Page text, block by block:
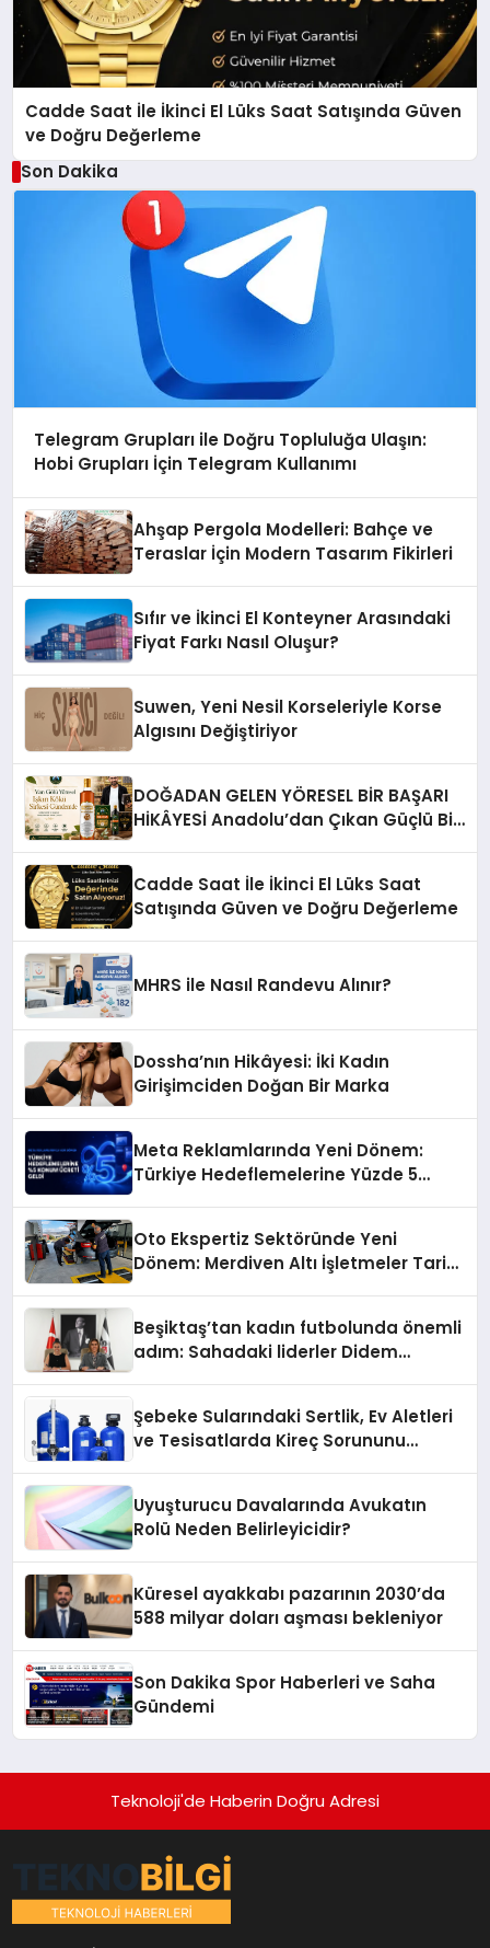
Cadde Saat İle İkinci El Lüks Saat Satışında Güven
ve Doğru Değerleme
Son Dakika
Telegram Grupları ile Doğru Topluluğa Ulaşın:
Hobi Grupları İçin Telegram Kullanımı
Ahşap Pergola Modelleri: Bahçe ve
Teraslar İçin Modern Tasarım Fikirleri
Sıfır ve İkinci El Konteyner Arasındaki
Fiyat Farkı Nasıl Oluşur?
Suwen, Yeni Nesil Korseleriyle Korse
Algısını Değiştiriyor
DOĞADAN GELEN YÖRESEL BİR BAŞARI
HİKÂYESİ Anadolu’dan Çıkan Güçlü Bir
Cadde Saat İle İkinci El Lüks Saat
Satışında Güven ve Doğru Değerleme
MHRS ile Nasıl Randevu Alınır?
Dossha’nın Hikâyesi: İki Kadın
Girişimciden Doğan Bir Marka
Meta Reklamlarında Yeni Dönem:
Türkiye Hedeflemelerine Yüzde 5
Oto Ekspertiz Sektöründe Yeni
Dönem: Merdiven Altı İşletmeler Tarih
Beşiktaş’tan kadın futbolunda önemli
adım: Sahadaki liderler Didem
Şebeke Sularındaki Sertlik, Ev Aletleri
ve Tesisatlarda Kireç Sorununu
Uyuşturucu Davalarında Avukatın
Rolü Neden Belirleyicidir?
Küresel ayakkabı pazarının 2030’da
588 milyar doları aşması bekleniyor
Son Dakika Spor Haberleri ve Saha
Gündemi
Teknoloji'de Haberin Doğru Adresi